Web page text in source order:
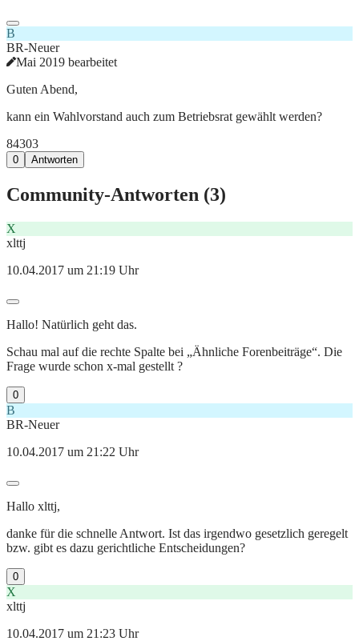
B
BR-Neuer
Mai 2019 bearbeitet
Guten Abend,
kann ein Wahlvorstand auch zum Betriebsrat gewählt werden?
84303
0 Antworten
Community-Antworten (3)
X
xlttj
10.04.2017 um 21:19 Uhr
Hallo! Natürlich geht das.
Schau mal auf die rechte Spalte bei „Ähnliche Forenbeiträge“. Die
Frage wurde schon x-mal gestellt ?
0
B
BR-Neuer
10.04.2017 um 21:22 Uhr
Hallo xlttj,
danke für die schnelle Antwort. Ist das irgendwo gesetzlich geregelt
bzw. gibt es dazu gerichtliche Entscheidungen?
0
X
xlttj
10.04.2017 um 21:23 Uhr